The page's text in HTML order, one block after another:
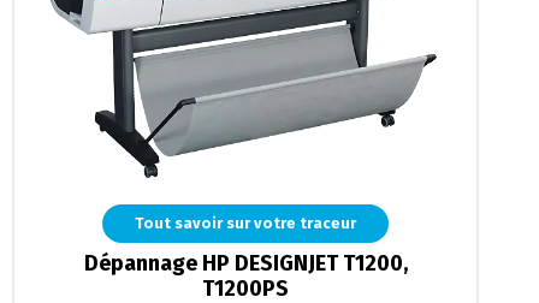
Tout savoir sur votre traceur
Dépannage HP DESIGNJET T1200,
T1200PS